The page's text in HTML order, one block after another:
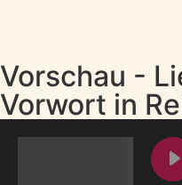
Vorschau -
Vorwort in